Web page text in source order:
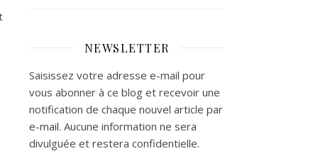
NEWSLETTER
Saisissez votre adresse e-mail pour
vous abonner à ce blog et recevoir une
notification de chaque nouvel article par
e-mail. Aucune information ne sera
divulguée et restera confidentielle.